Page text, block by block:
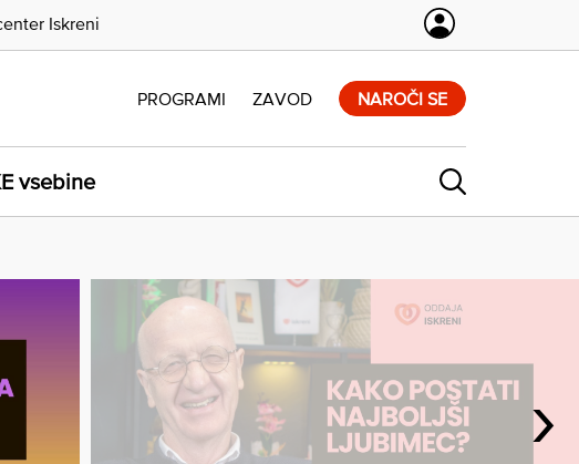
vsebine
PROGRAMI ZAVOD NAROČI SE
Iskreni
›